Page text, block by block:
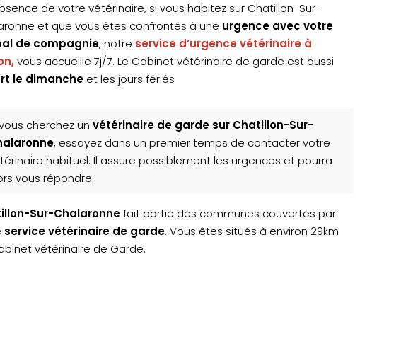
de votre vétérinaire, si vous habitez sur Chatillon-Sur-
et que vous êtes confrontés à une urgence avec votre
de compagnie, notre service d’urgence vétérinaire à
vous accueille 7j/7. Le Cabinet vétérinaire de garde est aussi
le dimanche et les jours fériés
cherchez unvétérinaire de garde sur Chatillon-Sur-
, essayez dans un premier temps de contacter votre
habituel. Il assure possiblement les urgences et pourra
vous répondre.
Sur-Chalaronnefait partie des communes couvertes par
service vétérinaire de garde. Vous êtes situés à environ 29km
vétérinaire de Garde.